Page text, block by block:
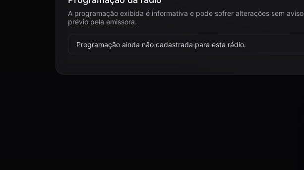
A programação exibida é informativa e pode sofrer alterações sem aviso
prévio pela emissora.
Programação ainda não cadastrada para esta rádio.